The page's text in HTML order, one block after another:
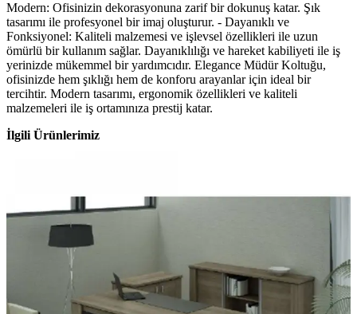
Modern: Ofisinizin dekorasyonuna zarif bir dokunuş katar. Şık
tasarımı ile profesyonel bir imaj oluşturur. - Dayanıklı ve
Fonksiyonel: Kaliteli malzemesi ve işlevsel özellikleri ile uzun
ömürlü bir kullanım sağlar. Dayanıklılığı ve hareket kabiliyeti ile iş
yerinizde mükemmel bir yardımcıdır. Elegance Müdür Koltuğu,
ofisinizde hem şıklığı hem de konforu arayanlar için ideal bir
tercihtir. Modern tasarımı, ergonomik özellikleri ve kaliteli
malzemeleri ile iş ortamınıza prestij katar.
İlgili Ürünlerimiz